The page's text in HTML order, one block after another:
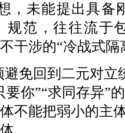
，未能提出具备
规范，往往流于
干涉的“冷战式隔
避免回到二元对立
要你”“求同存异”
不能把弱小的主
。